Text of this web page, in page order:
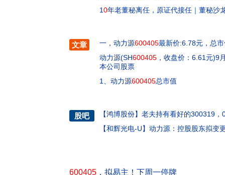
10年老董秘离任，原证代接任｜董秘沙
文章 一，动力源600405最新价:6.78元，总
动力源(SH600405 ，收盘价：6.61元)9
本公司股票
1、动力源600405总市值
股吧 【鸿博股份】 老夫持有看好的300319，
【和辉光电-U】 动力源：控股股东拟变
600405 ，拟易主！下周一停牌